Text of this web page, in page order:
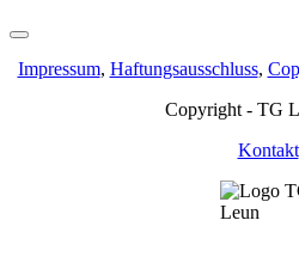
Impressum, Haftungsausschluss,
Copyright - TG
Kontakt